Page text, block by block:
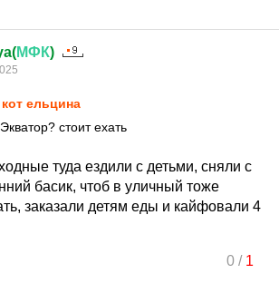
МФК)
кот ельцина
стоит ехать
туда ездили с детьми, сняли с
басик, чтоб в уличный тоже
заказали детям еды и кайфовали 4
0/ 1